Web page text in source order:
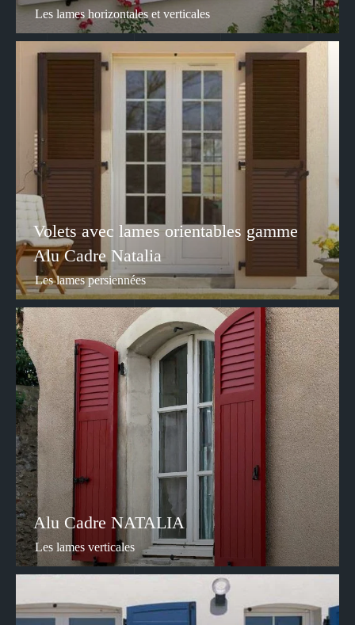
Les lames horizontales et verticales
Volets avec lames orientables gamme
Alu Cadre Natalia
Les lames persiennées
Alu Cadre NATALIA
Les lames verticales